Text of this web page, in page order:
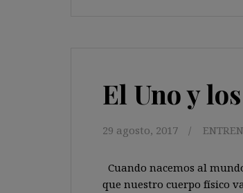
El Uno y
29 agosto, 2017
Cuando nacemos al
que nuestro cuerpo físico